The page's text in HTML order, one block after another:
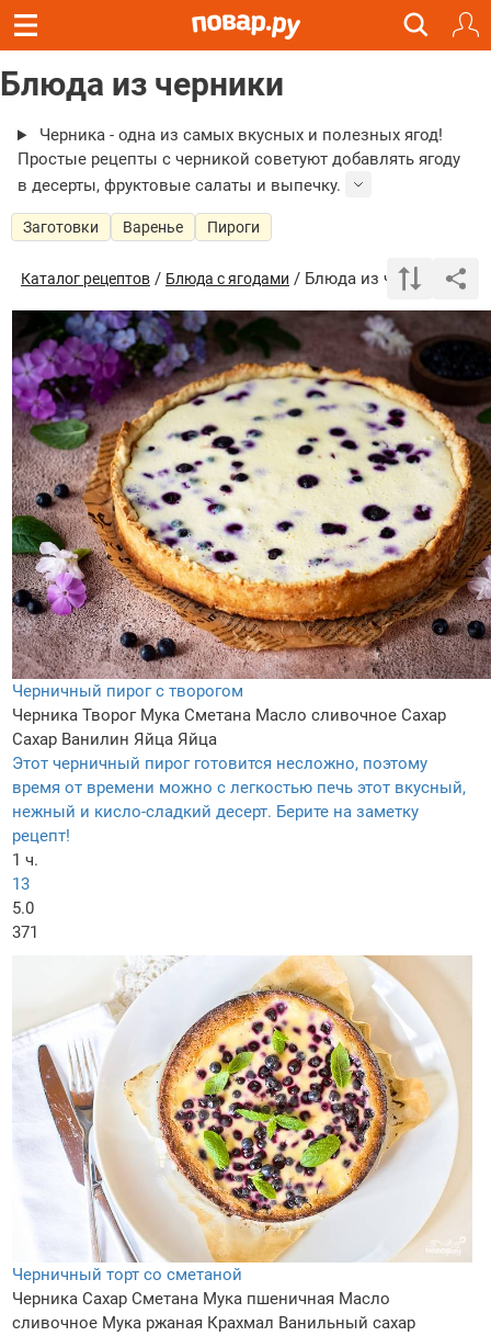
Блюда из черники
Черника - одна из самых вкусных и полезных ягод!
Простые рецепты с черникой советуют добавлять ягоду
в десерты, фруктовые салаты и выпечку.
Заготовки Варенье Пироги
Каталог рецептов / Блюда с ягодами / Блюда из черники
Черничный пирог с творогом
Черника Творог Мука Сметана Масло сливочное Сахар
Сахар Ванилин Яйца Яйца
Этот черничный пирог готовится несложно, поэтому
время от времени можно с легкостью печь этот вкусный,
нежный и кисло-сладкий десерт. Берите на заметку
рецепт!
1 ч.
13
5.0
371
Черничный торт со сметаной
Черника Сахар Сметана Мука пшеничная Масло
сливочное Мука ржаная Крахмал Ванильный сахар